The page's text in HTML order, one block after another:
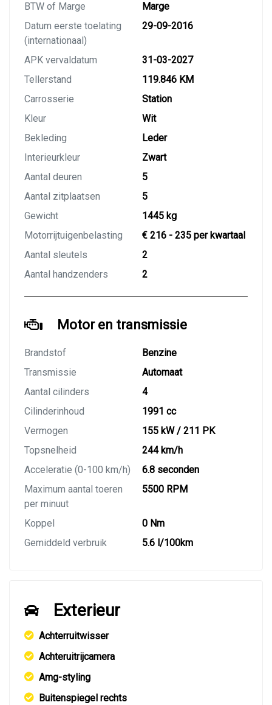
BTW of Marge
Marge
Datum eerste toelating
(internationaal)
29-09-2016
APK vervaldatum
31-03-2027
Tellerstand
119.846 KM
Carrosserie
Station
Kleur
Wit
Bekleding
Leder
Interieurkleur
Zwart
Aantal deuren
5
Aantal zitplaatsen
5
Gewicht
1445 kg
Motorrijtuigenbelasting
€ 216 - 235 per kwartaal
Aantal sleutels
2
Aantal handzenders
2
Motor en transmissie
Brandstof
Benzine
Transmissie
Automaat
Aantal cilinders
4
Cilinderinhoud
1991 cc
Vermogen
155 kW / 211 PK
Topsnelheid
244 km/h
Acceleratie (0-100 km/h)
6.8 seconden
Maximum aantal toeren
per minuut
5500 RPM
Koppel
0 Nm
Gemiddeld verbruik
5.6 l/100km
Exterieur
Achterruitwisser
Achteruitrijcamera
Amg-styling
Buitenspiegel rechts